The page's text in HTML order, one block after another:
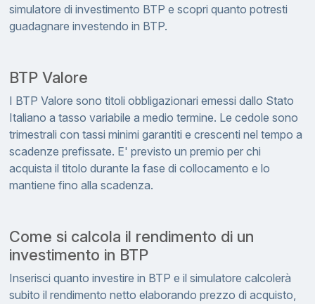
simulatore di investimento BTP e scopri quanto potresti
guadagnare investendo in BTP.
BTP Valore
I BTP Valore sono titoli obbligazionari emessi dallo Stato
Italiano a tasso variabile a medio termine. Le cedole sono
trimestrali con tassi minimi garantiti e crescenti nel tempo a
scadenze prefissate. E' previsto un premio per chi
acquista il titolo durante la fase di collocamento e lo
mantiene fino alla scadenza.
Come si calcola il rendimento di un
investimento in BTP
Inserisci quanto investire in BTP e il simulatore calcolerà
subito il rendimento netto elaborando prezzo di acquisto,